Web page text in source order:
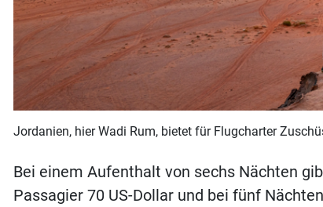
Jordanien, hier Wadi Rum, bietet für Flugcharter
Bei einem Aufenthalt von sechs Nächten
Passagier 70 US-Dollar und bei fünf